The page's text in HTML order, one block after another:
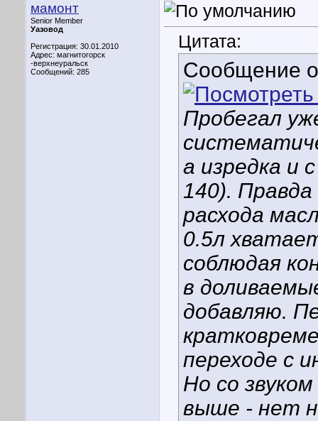
мамонт
Senior Member
Уазовод
Регистрация: 30.01.2010
Адрес: магнитогорск
-верхнеуральск
Сообщений: 285
Цитата:
Сообщение
Пробегал
а изредка и
140).
расхода
0.5л
соблюдая
в
добавляю.
переходе с
Но со
выше - нет